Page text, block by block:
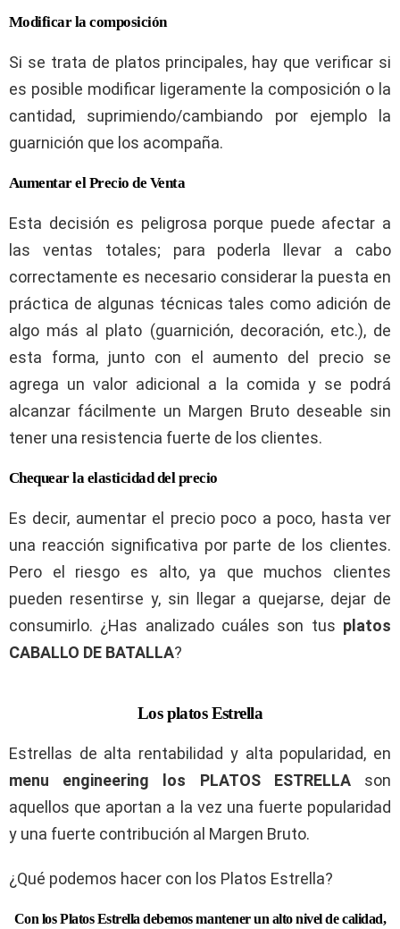
Modificar la composición
Si se trata de platos principales, hay que verificar si
es posible modificar ligeramente la composición o la
cantidad, suprimiendo/cambiando por ejemplo la
guarnición que los acompaña.
Aumentar el Precio de Venta
Esta decisión es peligrosa porque puede afectar a
las ventas totales; para poderla llevar a cabo
correctamente es necesario considerar la puesta en
práctica de algunas técnicas tales como adición de
algo más al plato (guarnición, decoración, etc.), de
esta forma, junto con el aumento del precio se
agrega un valor adicional a la comida y se podrá
alcanzar fácilmente un Margen Bruto deseable sin
tener una resistencia fuerte de los clientes.
Chequear la elasticidad del precio
Es decir, aumentar el precio poco a poco, hasta ver
una reacción significativa por parte de los clientes.
Pero el riesgo es alto, ya que muchos clientes
pueden resentirse y, sin llegar a quejarse, dejar de
consumirlo. ¿Has analizado cuáles son tus platos
CABALLO DE BATALLA?
Los platos Estrella
Estrellas de alta rentabilidad y alta popularidad, en
menu engineering los PLATOS ESTRELLAson
aquellos que aportan a la vez una fuerte popularidad
y una fuerte contribución al Margen Bruto.
¿Qué podemos hacer con los Platos Estrella?
Con los Platos Estrella debemos mantener un alto nivel de calidad,